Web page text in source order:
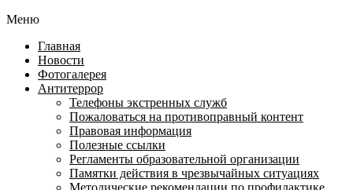
Меню
Главная
Новости
Фотогалерея
Антитеррор
Телефоны экстренных служб
Пожаловаться на противоправный контент
Правовая информация
Полезные ссылки
Регламенты образовательной организации
Памятки действия в чрезвычайных ситуациях
Методические рекомендации по профилактике